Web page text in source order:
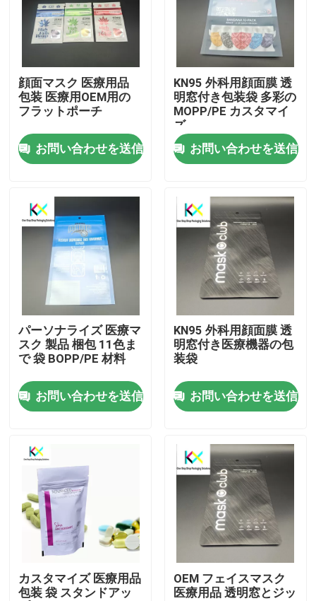
製品
ビデオ
わたしたち に つい て
品質管理
連絡 ください
引金 を 求め て ください
プラスチック袋
堆肥化可能な包装袋
顔面マスク 医療用品
包装 医療用OEM用の
フラットポーチ
お問い合わせを送信
KN95 外科用顔面膜 透
明窓付き包装袋 多彩の
MOPP/PE カスタマイ
ズ
お問い合わせを送信
パーソナライズ 医療マ
スク 製品 梱包 11色ま
で 袋 BOPP/PE 材料
お問い合わせを送信
KN95 外科用顔面膜 透
明窓付き医療機器の包
装袋
お問い合わせを送信
カスタマイズ 医療用品
包装 袋 スタンドアッ
OEM フェイスマスク
医療用品 透明窓とジッ